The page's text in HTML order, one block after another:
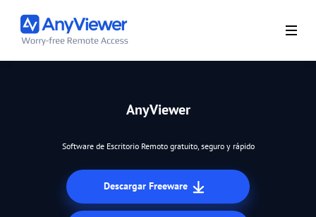
AnyViewer
Software de Escritorio Remoto gratuito, seguro y rápido
Descargar Freeware